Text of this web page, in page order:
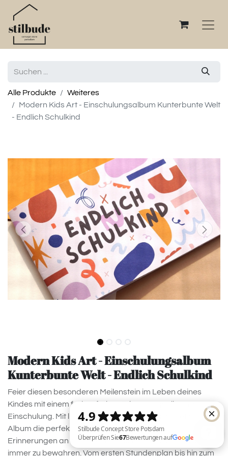
Alle Produkte
Weiteres
Modern Kids Art - Einschulungsalbum Kunterbunte Welt
- Endlich Schulkind
Modern Kids Art - Einschulungsalbum
Kunterbunte Welt - Endlich Schulkind
Feier diesen besonderen Meilenstein im Leben deines
Kindes mit einem farbenfrohen Erinnerungsalbum zur
Einschulung. Mit liebevoll gestalteten Seiten bietet dieses
Album die perfekte Möglichkeit, die kostbaren
Erinnerungen an den ersten Schultag festzuhalten und für
immer zu bewahren. Vom ersten Stundenplan bis hin zum